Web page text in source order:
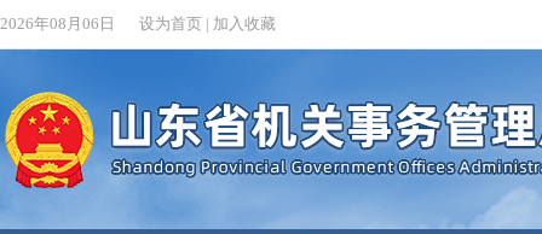
2026年08月06日 设为首页 | 加入收藏